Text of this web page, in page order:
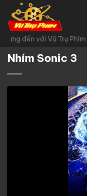
Chuyển
đến
nội
dungđến với Vũ Trụ
Nhím Sonic 3